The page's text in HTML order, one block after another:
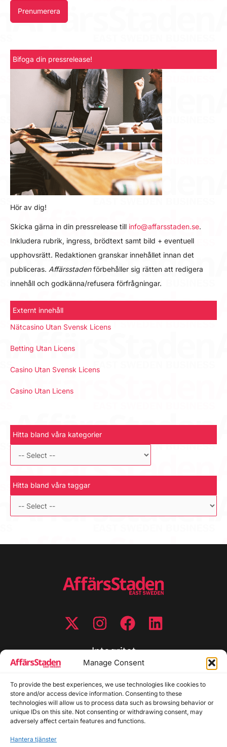
Manage Consent
To provide the best experiences, we use technologies like cookies to
store and/or access device information. Consenting to these
technologies will allow us to process data such as browsing behavior or
unique IDs on this site. Not consenting or withdrawing consent, may
adversely affect certain features and functions.
Hantera tjänster
Prenumerera
Bifoga din pressrelease!
Hör av dig!
Skicka gärna in din pressrelease till info@affarsstaden.se.
Inkludera rubrik, ingress, brödtext samt bild + eventuell
upphovsrätt. Redaktionen granskar innehållet innan det
publiceras. Affärsstadenförbehåller sig rätten att redigera
innehåll och godkänna/refusera förfrågningar.
Externt innehåll
Nätcasino Utan Svensk Licens
Betting Utan Licens
Casino Utan Svensk Licens
Casino Utan Licens
Hitta bland våra kategorier
Hitta bland våra taggar
Integritet
Cookiepolicy
Disclaimer
Redaktionell policy
Utgivarinformation